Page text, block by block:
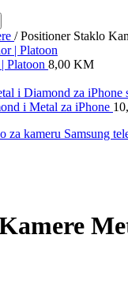
/ Positioner Staklo
Platoon 8,00 KM
i Metal za iPhone